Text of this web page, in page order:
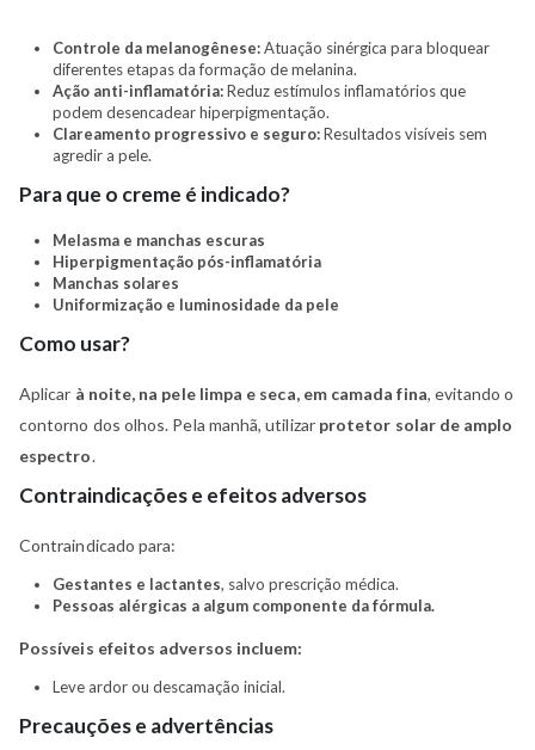
Controle da melanogênese:Atuação sinérgica para bloquear
diferentes etapas da formação de melanina.
Ação anti-inflamatória:Reduz estímulos inflamatórios que
podem desencadear hiperpigmentação.
Clareamento progressivo e seguro:Resultados visíveis sem
agredir a pele.
Para que o creme é indicado?
Melasma e manchas escuras
Hiperpigmentação pós-inflamatória
Manchas solares
Uniformização e luminosidade da pele
Como usar?
Aplicar à noite, na pele limpa e seca, em camada fina, evitando o
contorno dos olhos. Pela manhã, utilizar protetor solar de amplo
espectro.
Contraindicações e efeitos adversos
Contraindicado para:
Gestantes e lactantes, salvo prescrição médica.
Pessoas alérgicas a algum componente da fórmula.
Possíveis efeitos adversos incluem:
Leve ardor ou descamação inicial.
Precauções e advertências